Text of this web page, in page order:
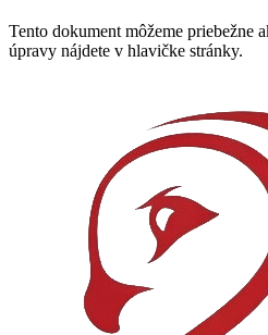
Tento dokument môžeme priebežne
úpravy nájdete v hlavičke stránky.